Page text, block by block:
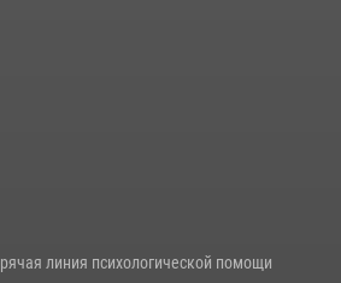
безопасность Всероссийского
Саранске
линия психологической помощи